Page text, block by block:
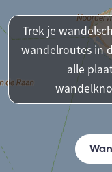
Trek je
wandelroutes in
alle